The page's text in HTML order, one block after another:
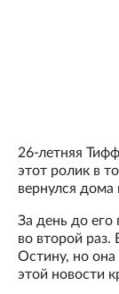
26-летняя
этот ролик в
вернулся дома
За день до его
во второй раз.
Остину, но она
этой новости